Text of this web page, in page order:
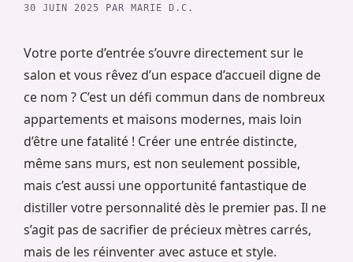
30 JUIN 2025 PAR MARIE D.C.
Votre porte d’entrée s’ouvre directement sur le
salon et vous rêvez d’un espace d’accueil digne de
ce nom ? C’est un défi commun dans de nombreux
appartements et maisons modernes, mais loin
d’être une fatalité ! Créer une entrée distincte,
même sans murs, est non seulement possible,
mais c’est aussi une opportunité fantastique de
distiller votre personnalité dès le premier pas. Il ne
s’agit pas de sacrifier de précieux mètres carrés,
mais de les réinventer avec astuce et style.